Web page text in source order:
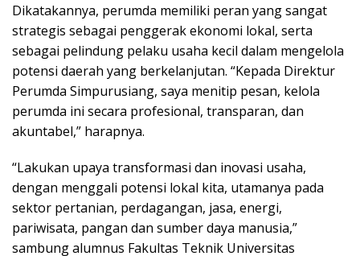
Dikatakannya, perumda memiliki peran yang sangat
strategis sebagai penggerak ekonomi lokal, serta
sebagai pelindung pelaku usaha kecil dalam mengelola
potensi daerah yang berkelanjutan. “Kepada Direktur
Perumda Simpurusiang, saya menitip pesan, kelola
perumda ini secara profesional, transparan, dan
akuntabel,” harapnya.
“Lakukan upaya transformasi dan inovasi usaha,
dengan menggali potensi lokal kita, utamanya pada
sektor pertanian, perdagangan, jasa, energi,
pariwisata, pangan dan sumber daya manusia,”
sambung alumnus Fakultas Teknik Universitas